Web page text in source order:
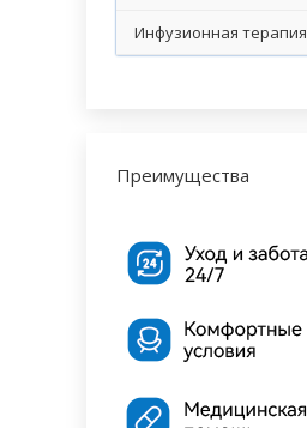
Инфузионная терапия
Преимущества